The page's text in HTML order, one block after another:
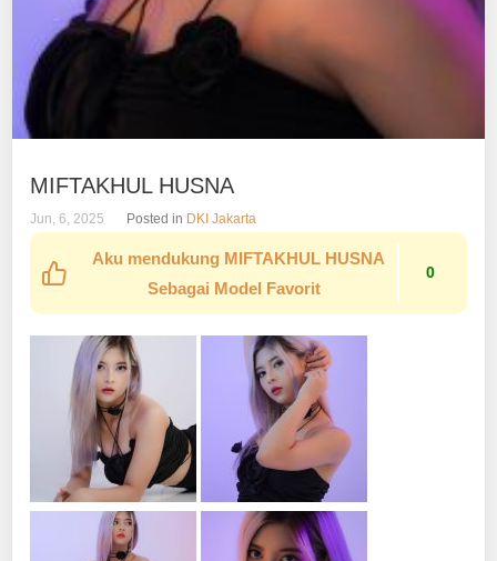
MIFTAKHUL HUSNA
Jun, 6, 2025 Posted in DKI Jakarta
Aku mendukung MIFTAKHUL HUSNA
Sebagai Model Favorit
0